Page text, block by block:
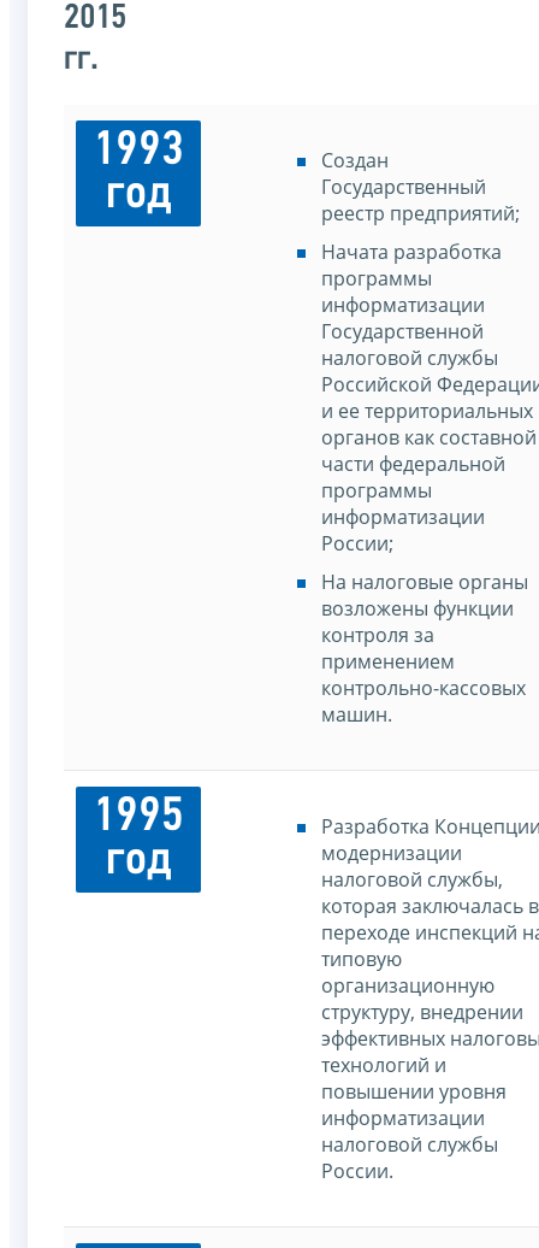
2015
гг.
1993
год
Создан
Государственный
реестр предприятий;
Начата разработка
программы
информатизации
Государственной
налоговой службы
Российской
и ее территориальных
органов как составной
части федеральной
программы
информатизации
России;
На налоговые органы
возложены функции
контроля за
применением
контрольно-кассовых
машин.
1995
год
Разработка
модернизации
налоговой службы,
которая заключалась в
переходе инспекций
типовую
организационную
структуру, внедрении
эффективных
технологий и
повышении уровня
информатизации
налоговой службы
России.